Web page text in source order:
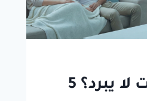
مكيف السبلت لا يبرد؟ 5